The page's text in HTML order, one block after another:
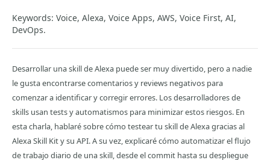
Keywords: Voice, Alexa, Voice Apps, AWS, Voice First, AI,
DevOps.
Desarrollar una skill de Alexa puede ser muy divertido, pero a nadie
le gusta encontrarse comentarios y reviews negativos para
comenzar a identificar y corregir errores. Los desarrolladores de
skills usan tests y automatismos para minimizar estos riesgos. En
esta charla, hablaré sobre cómo testear tu skill de Alexa gracias al
Alexa Skill Kit y su API. A su vez, explicaré cómo automatizar el flujo
de trabajo diario de una skill, desde el commit hasta su despliegue